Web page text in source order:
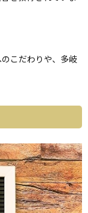
こだわりや、多岐